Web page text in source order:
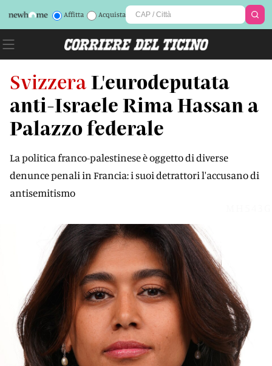
Affitta Acquista
Svizzera L'eurodeputata
anti-Israele Rima Hassan a
Palazzo federale
La politica franco-palestinese è oggetto di diverse
denunce penali in Francia: i suoi detrattori l'accusano di
antisemitismo